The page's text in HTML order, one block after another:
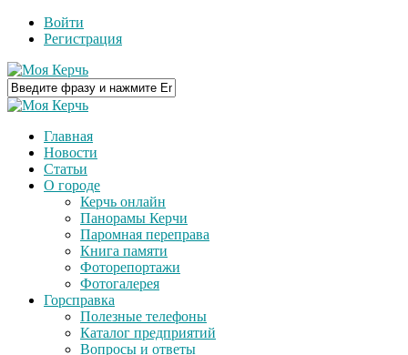
Войти
Регистрация
Главная
Новости
Статьи
О городе
Керчь онлайн
Панорамы Керчи
Паромная переправа
Книга памяти
Фоторепортажи
Фотогалерея
Горсправка
Полезные телефоны
Каталог предприятий
Вопросы и ответы